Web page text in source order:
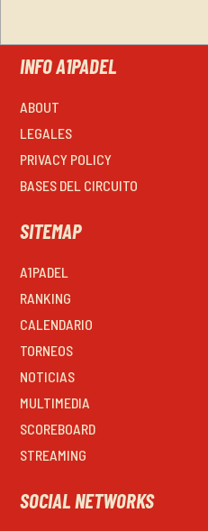
INFO A1PADEL
ABOUT
LEGALES
PRIVACY POLICY
BASES DEL CIRCUITO
SITEMAP
A1PADEL
RANKING
CALENDARIO
TORNEOS
NOTICIAS
MULTIMEDIA
SCOREBOARD
STREAMING
SOCIAL NETWORKS